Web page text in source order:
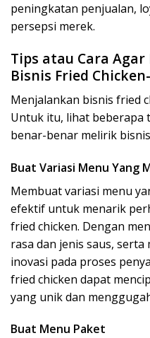
peningkatan penjualan,
persepsi merek.
Tips atau Cara
Bisnis Fried
Menjalankan bisnis fried
Untuk itu, lihat beberapa
benar-benar melirik
Buat Variasi Menu Yang
Membuat variasi menu
efektif untuk menarik
fried chicken. Dengan
rasa dan jenis saus,
inovasi pada proses
fried chicken dapat
yang unik dan
Buat Menu Paket